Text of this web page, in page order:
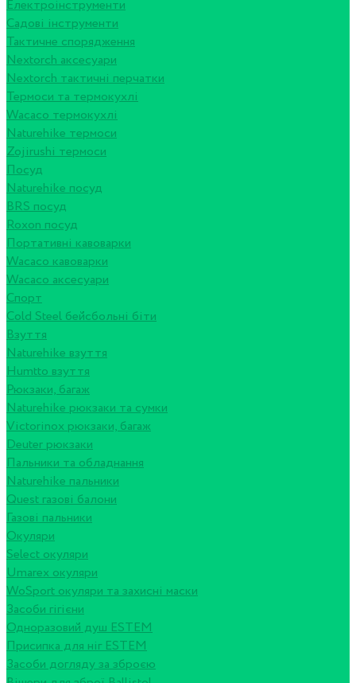
Електроінструменти
Садові інструменти
Тактичне спорядження
Nextorch аксесуари
Nextorch тактичні перчатки
Термоси та термокухлі
Wacaco термокухлі
Naturehike термоси
Zojirushi термоси
Посуд
Naturehike посуд
BRS посуд
Roxon посуд
Портативні кавоварки
Wacaco кавоварки
Wacaco аксесуари
Спорт
Cold Steel бейсбольні біти
Взуття
Naturehike взуття
Humtto взуття
Рюкзаки, багаж
Naturehike рюкзаки та сумки
Victorinox рюкзаки, багаж
Deuter рюкзаки
Пальники та обладнання
Naturehike пальники
Quest газові балони
Газові пальники
Окуляри
Select окуляри
Umarex окуляри
WoSport окуляри та захисні маски
Засоби гігієни
Одноразовий душ ESTEM
Присипка для ніг ESTEM
Засоби догляду за зброєю